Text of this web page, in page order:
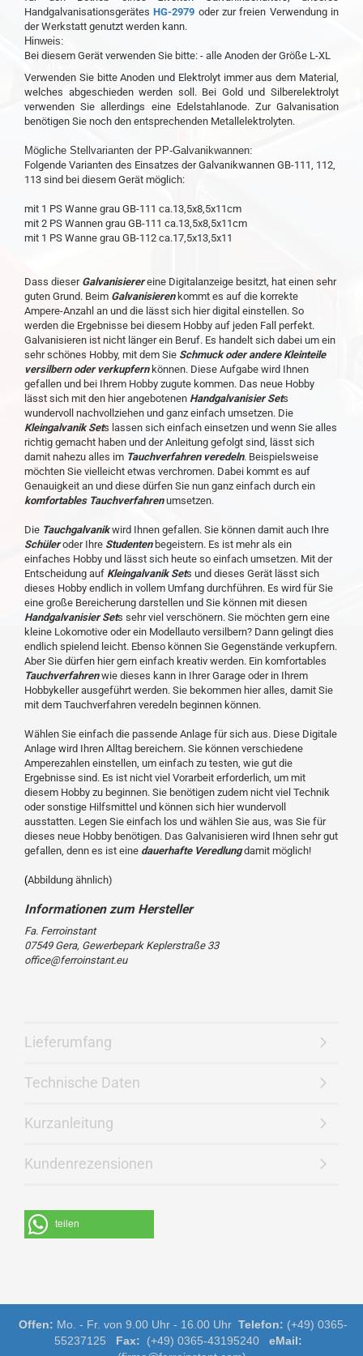
HandgalvanisationsgerätesHG-2979 oder zur freien Verwendung in
der Werkstatt genutzt werden kann.
Hinweis:
Bei diesem Gerät verwenden Sie bitte: - alle Anoden der Größe L-XL
Verwenden Sie bitte Anoden und Elektrolyt immer aus dem Material,
welches abgeschieden werden soll. Bei Gold und Silberelektrolyt
verwenden Sie allerdings eine Edelstahlanode. Zur Galvanisation
benötigen Sie noch den entsprechenden Metallelektrolyten.
Mögliche Stellvarianten der PP-Galvanikwannen:
Folgende Varianten des Einsatzes der Galvanikwannen GB-111, 112,
113 sind bei diesem Gerät möglich:
mit 1 PS Wanne grau GB-111 ca.13,5x8,5x11cm
mit 2 PS Wannen grau GB-111 ca.13,5x8,5x11cm
mit 1 PS Wanne grau GB-112 ca.17,5x13,5x11
Dass dieser Galvanisierereine Digitalanzeige besitzt, hat einen sehr
guten Grund. Beim Galvanisierenkommt es auf die korrekte
Ampere-Anzahl an und die lässt sich hier digital einstellen. So
werden die Ergebnisse bei diesem Hobby auf jeden Fall perfekt.
Galvanisieren ist nicht länger ein Beruf. Es handelt sich dabei um ein
sehr schönes Hobby, mit dem Sie Schmuck oder andere Kleinteile
versilbern oder verkupfernkönnen. Diese Aufgabe wird Ihnen
gefallen und bei Ihrem Hobby zugute kommen. Das neue Hobby
lässt sich mit den hier angebotenen Handgalvanisier Sets
wundervoll nachvollziehen und ganz einfach umsetzen. Die
Kleingalvanik Sets lassen sich einfach einsetzen und wenn Sie alles
richtig gemacht haben und der Anleitung gefolgt sind, lässt sich
damit nahezu alles im Tauchverfahren veredeln. Beispielsweise
möchten Sie vielleicht etwas verchromen. Dabei kommt es auf
Genauigkeit an und diese dürfen Sie nun ganz einfach durch ein
komfortables Tauchverfahrenumsetzen.
Die Tauchgalvanikwird Ihnen gefallen. Sie können damit auch Ihre
Schüleroder Ihre Studentenbegeistern. Es ist mehr als ein
einfaches Hobby und lässt sich heute so einfach umsetzen. Mit der
Entscheidung auf Kleingalvanik Sets und dieses Gerät lässt sich
dieses Hobby endlich in vollem Umfang durchführen. Es wird für Sie
eine große Bereicherung darstellen und Sie können mit diesen
Handgalvanisier Sets sehr viel verschönern. Sie möchten gern eine
kleine Lokomotive oder ein Modellauto versilbern? Dann gelingt dies
endlich spielend leicht. Ebenso können Sie Gegenstände verkupfern.
Aber Sie dürfen hier gern einfach kreativ werden. Ein komfortables
Tauchverfahrenwie dieses kann in Ihrer Garage oder in Ihrem
Hobbykeller ausgeführt werden. Sie bekommen hier alles, damit Sie
mit dem Tauchverfahren veredeln beginnen können.
Wählen Sie einfach die passende Anlage für sich aus. Diese Digitale
Anlage wird Ihren Alltag bereichern. Sie können verschiedene
Amperezahlen einstellen, um einfach zu testen, wie gut die
Ergebnisse sind. Es ist nicht viel Vorarbeit erforderlich, um mit
diesem Hobby zu beginnen. Sie benötigen zudem nicht viel Technik
oder sonstige Hilfsmittel und können sich hier wundervoll
ausstatten. Legen Sie einfach los und wählen Sie aus, was Sie für
dieses neue Hobby benötigen. Das Galvanisieren wird Ihnen sehr gut
gefallen, denn es ist eine dauerhafte Veredlungdamit möglich!
(Abbildung ähnlich)
Fa. Ferroinstant
07549 Gera, Gewerbepark Keplerstraße 33
office@ferroinstant.eu
Lieferumfang
Technische Daten
Kurzanleitung
Kundenrezensionen
teilen
Offen: Mo. - Fr. von 9.00 Uhr - 16.00 Uhr Telefon: (+49) 0365-
55237125 Fax: (+49) 0365-43195240 eMail: